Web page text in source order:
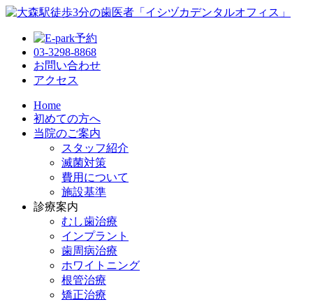
03-3298-8868
お問い合わせ
アクセス
Home
初めての方へ
当院のご案内
スタッフ紹介
滅菌対策
費用について
施設基準
診療案内
むし歯治療
インプラント
歯周病治療
ホワイトニング
根管治療
矯正治療